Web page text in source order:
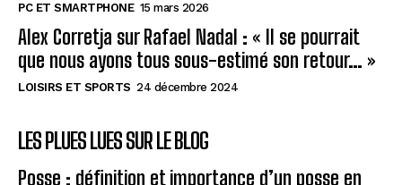
PC ET SMARTPHONE 15 mars 2026
Alex Corretja sur Rafael Nadal : « Il se pourrait
que nous ayons tous sous-estimé son retour… »
LOISIRS ET SPORTS 24 décembre 2024
LES PLUES LUES SUR LE BLOG
Posse : définition et importance d’un posse en